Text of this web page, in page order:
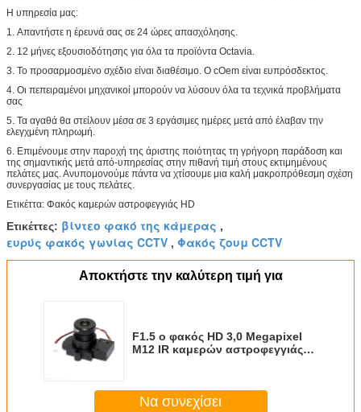
Η υπηρεσία μας:
1. Απαντήστε η έρευνά σας σε 24 ώρες απασχόλησης.
2. 12 μήνες εξουσιοδότησης για όλα τα προϊόντα Octavia.
3. Το προσαρμοσμένο σχέδιο είναι διαθέσιμο. Ο cOem είναι ευπρόσδεκτος.
4. Οι πεπειραμένοι μηχανικοί μπορούν να λύσουν όλα τα τεχνικά προβλήματα
σας
5. Τα αγαθά θα στείλουν μέσα σε 3 εργάσιμες ημέρες μετά από έλαβαν την
ελεγχμένη πληρωμή.
6. Επιμένουμε στην παροχή της άριστης ποιότητας τη γρήγορη παράδοση και
της σημαντικής μετά από-υπηρεσίας στην πιθανή τιμή στους εκτιμημένους
πελάτες μας. Ανυπομονούμε πάντα να χτίσουμε μια καλή μακροπρόθεσμη σχέση
συνεργασίας με τους πελάτες.
Ετικέττα: Φακός καμερών αστροφεγγιάς HD
Ετικέττες: βίντεο φακό της κάμερας ,
ευρύς φακός γωνίας CCTV , Φακός ζουμ CCTV
Αποκτήστε την καλύτερη τιμή για
F1.5 ο φακός HD 3,0 Megapixel
M12 IR καμερών αστροφεγγιάς
Να συνεχίσει